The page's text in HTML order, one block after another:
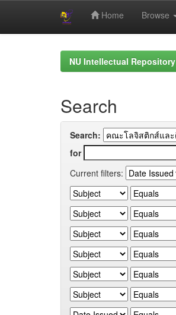
Home Browse
NU Intellectual Repository
Search
Search:
for
Current filters: